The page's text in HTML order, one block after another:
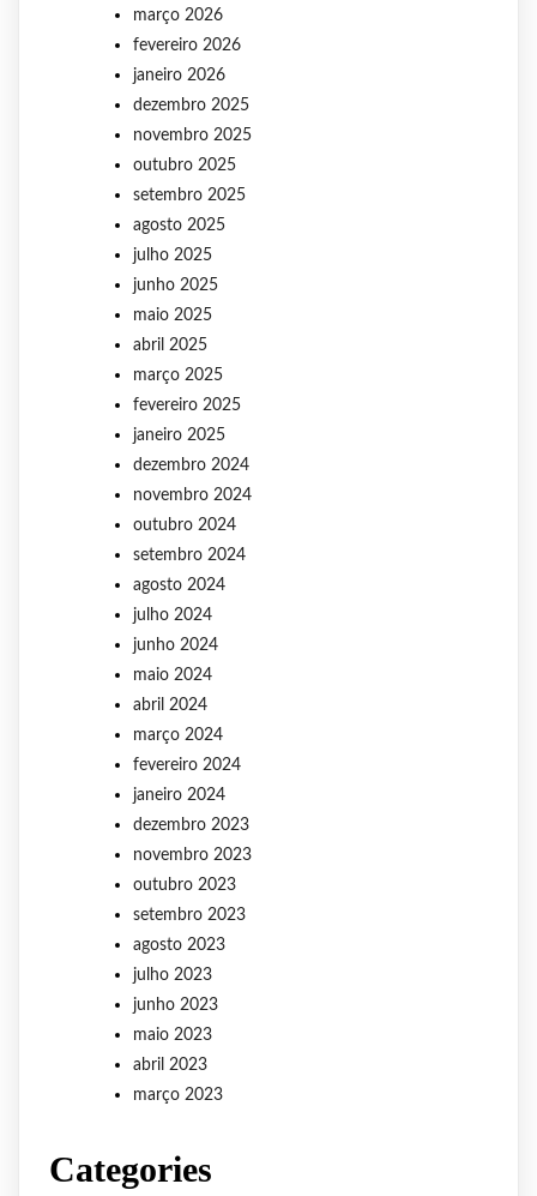
março 2026
fevereiro 2026
janeiro 2026
dezembro 2025
novembro 2025
outubro 2025
setembro 2025
agosto 2025
julho 2025
junho 2025
maio 2025
abril 2025
março 2025
fevereiro 2025
janeiro 2025
dezembro 2024
novembro 2024
outubro 2024
setembro 2024
agosto 2024
julho 2024
junho 2024
maio 2024
abril 2024
março 2024
fevereiro 2024
janeiro 2024
dezembro 2023
novembro 2023
outubro 2023
setembro 2023
agosto 2023
julho 2023
junho 2023
maio 2023
abril 2023
março 2023
Categories